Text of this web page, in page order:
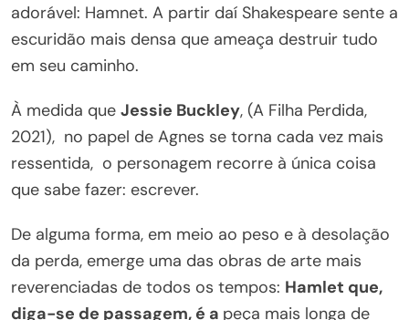
adorável: Hamnet. A partir daí Shakespeare sente a
escuridão mais densa que ameaça destruir tudo
em seu caminho.
À medida que Jessie Buckley, (A Filha Perdida,
2021), no papel de Agnes se torna cada vez mais
ressentida, o personagem recorre à única coisa
que sabe fazer: escrever.
De alguma forma, em meio ao peso e à desolação
da perda, emerge uma das obras de arte mais
reverenciadas de todos os tempos: Hamlet que,
diga-se de passagem, é a peça mais longa de